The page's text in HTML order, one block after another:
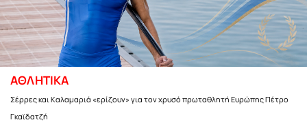
ΑΘΛΗΤΙΚΑ
Σέρρες και Καλαμαριά «ερίζουν» για τον χρυσό πρωταθλητή Ευρώπης Πέτρο
Γκαϊδατζή